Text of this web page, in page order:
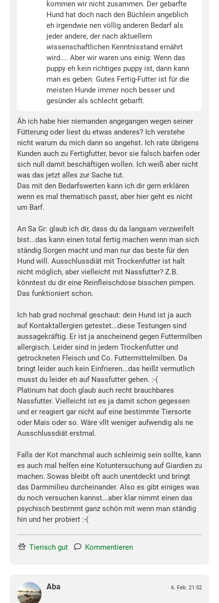
kommen wir nicht zusammen. Der gebarfte
Hund hat doch nach den Büchlein angeblich
eh irgendwie nen völlig anderen Bedarf als
jeder andere, der nach aktuellem
wissenschaftlichen Kenntnisstand ernährt
wird.... Aber wir waren uns einig: Wenn das
puppy eh kein richtiges puppy ist, dann kann
man es geben. Gutes Fertig-Futter ist für die
meisten Hunde immer noch besser und
gesünder als schlecht gebarft.
Äh ich habe hier niemanden angegangen wegen seiner
Fütterung oder liest du etwas anderes? Ich verstehe
nicht warum du mich dann so angehst. Ich rate übrigens
Kunden auch zu Fertigfutter, bevor sie falsch barfen oder
sich null damit beschäftigen wollen. Ich weiß aber nicht
was das jetzt alles zur Sache tut.
Das mit den Bedarfswerten kann ich dir gern erklären
wenn es mal thematisch passt, aber hier geht es nicht
um Barf.
An Sa Gr: glaub ich dir, dass du da langsam verzweifelt
bist...das kann einen total fertig machen wenn man sich
ständig Sorgen macht und man nur das beste für den
Hund will. Ausschlussdiät mit Trockenfutter ist halt
nicht möglich, aber vielleicht mit Nassfutter? Z.B.
könntest du dir eine Reinfleischdose bisschen pimpen.
Das funktioniert schon.
Ich hab grad nochmal geschaut: dein Hund ist ja auch
auf Kontaktallergien getestet...diese Testungen sind
aussagekräftig. Er ist ja anscheinend gegen Futtermilben
allergisch. Leider sind in jedem Trockenfutter und
getrockneten Fleisch und Co. Futtermittelmilben. Da
bringt leider auch kein Einfrieren...das heißt vermutlich
musst du leider eh auf Nassfutter gehen. :-(
Platinum hat doch glaub auch recht brauchbares
Nassfutter. Vielleicht ist es ja damit schon gegessen
und er reagiert gar nicht auf eine bestimmte Tiersorte
oder Mais oder so. Wäre vllt weniger aufwendig als ne
Ausschlussdiät erstmal.
Falls der Kot manchmal auch schleimig sein sollte, kann
es auch mal helfen eine Kotuntersuchung auf Giardien zu
machen. Sowas bleibt oft auch unentdeckt und bringt
das Darmmilieu durcheinander. Also es gibt einiges was
du noch versuchen kannst...aber klar nimmt einen das
psychisch bestimmt ganz schön mit wenn man ständig
hin und her probiert :-(
Tierisch gut Kommentieren
Aba 6. Feb. 21:52